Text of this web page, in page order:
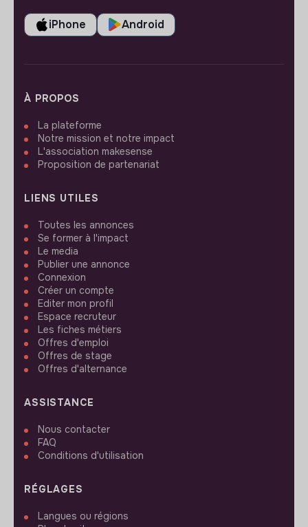
iPhone Android
À PROPOS
La plateforme
Notre mission et notre impact
L'association makesense
Proposition de partenariat
LIENS UTILES
Toutes les annonces
Se former à l'impact
Le media
Publier une annonce
Connexion
Créer un compte
Editer mon profil
Espace recruteur
Les fiches métiers
Offres d'emploi
Offres de stage
Offres d'alternance
ASSISTANCE
Nous contacter
FAQ
Conditions d'utilisation
RÉGLAGES
Langues ou régions